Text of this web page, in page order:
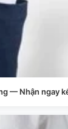
— Nhận ngay